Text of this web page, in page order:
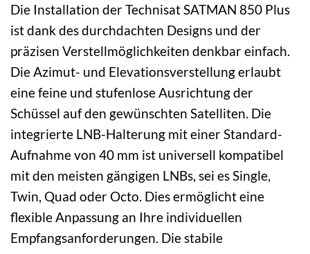
Die Installation der Technisat SATMAN 850 Plus
ist dank des durchdachten Designs und der
präzisen Verstellmöglichkeiten denkbar einfach.
Die Azimut- und Elevationsverstellung erlaubt
eine feine und stufenlose Ausrichtung der
Schüssel auf den gewünschten Satelliten. Die
integrierte LNB-Halterung mit einer Standard-
Aufnahme von 40 mm ist universell kompatibel
mit den meisten gängigen LNBs, sei es Single,
Twin, Quad oder Octo. Dies ermöglicht eine
flexible Anpassung an Ihre individuellen
Empfangsanforderungen. Die stabile